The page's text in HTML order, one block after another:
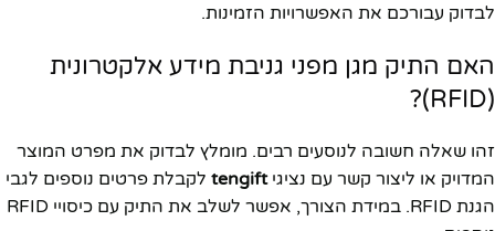
לבדוק עבורכם את האפשרויות הזמינות.
האם התיק מגן מפני גניבת מידע אלקטרונית
(RFID)?
זהו שאלה חשובה לנוסעים רבים. מומלץ לבדוק את מפרט המוצר
המדויק או ליצור קשר עם נציגיtengift לקבלת פרטים נוספים לגבי
הגנת RFID. במידת הצורך, אפשר לשלב את התיק עם כיסויי RFID